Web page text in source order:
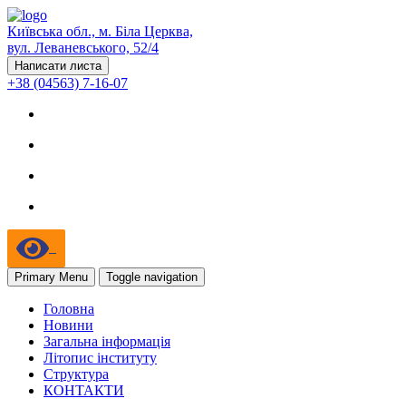
Київська обл., м. Біла Церква,
вул. Леваневського, 52/4
Написати листа
+38 (04563) 7-16-07
Primary Menu Toggle navigation
Головна
Новини
Загальна інформація
Літопис інституту
Структура
КОНТАКТИ